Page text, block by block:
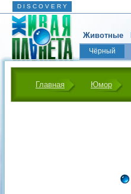
D I S C O V E R Y
Животные
Чёрный
Главная Юмор